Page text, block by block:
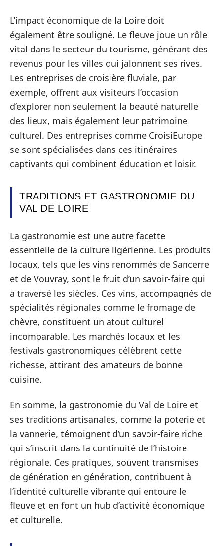
L’impact économique de la Loire doit
également être souligné. Le fleuve joue un rôle
vital dans le secteur du tourisme, générant des
revenus pour les villes qui jalonnent ses rives.
Les entreprises de croisière fluviale, par
exemple, offrent aux visiteurs l’occasion
d’explorer non seulement la beauté naturelle
des lieux, mais également leur patrimoine
culturel. Des entreprises comme CroisiEurope
se sont spécialisées dans ces itinéraires
captivants qui combinent éducation et loisir.
TRADITIONS ET GASTRONOMIE DU
VAL DE LOIRE
La gastronomie est une autre facette
essentielle de la culture ligérienne. Les produits
locaux, tels que les vins renommés de Sancerre
et de Vouvray, sont le fruit d’un savoir-faire qui
a traversé les siècles. Ces vins, accompagnés de
spécialités régionales comme le fromage de
chèvre, constituent un atout culturel
incomparable. Les marchés locaux et les
festivals gastronomiques célèbrent cette
richesse, attirant des amateurs de bonne
cuisine.
En somme, la gastronomie du Val de Loire et
ses traditions artisanales, comme la poterie et
la vannerie, témoignent d’un savoir-faire riche
qui s’inscrit dans la continuité de l’histoire
régionale. Ces pratiques, souvent transmises
de génération en génération, contribuent à
l’identité culturelle vibrante qui entoure le
fleuve et en font un hub d’activité économique
et culturelle.